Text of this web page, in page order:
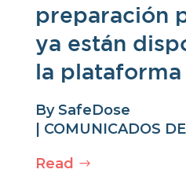
preparación
ya están
la plataforma
BySafeDose
COMUNICADOS
Read